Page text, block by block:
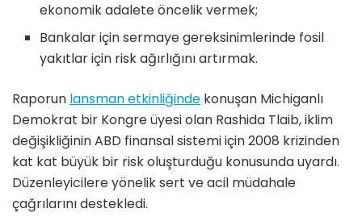
ekonomik adalete öncelik vermek;
Bankalar için sermaye gereksinimlerinde fosil
yakıtlar için risk ağırlığını artırmak.
Raporun lansman etkinliğinde konuşan Michiganlı
Demokrat bir Kongre üyesi olan Rashida Tlaib, iklim
değişikliğinin ABD finansal sistemi için 2008 krizinden
kat kat büyük bir risk oluşturduğu konusunda uyardı.
Düzenleyicilere yönelik sert ve acil müdahale
çağrılarını destekledi.